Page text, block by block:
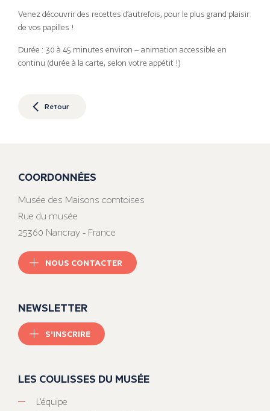
Venez découvrir des recettes d’autrefois, pour le plus grand plaisir
de vos papilles !
Durée : 30 à 45 minutes environ – animation accessible en
continu (durée à la carte, selon votre appétit !)
Retour
COORDONNÉES
Musée des Maisons comtoises
Rue du musée
25360 Nancray - France
NOUS CONTACTER
NEWSLETTER
S'INSCRIRE
LES COULISSES DU MUSÉE
L’équipe